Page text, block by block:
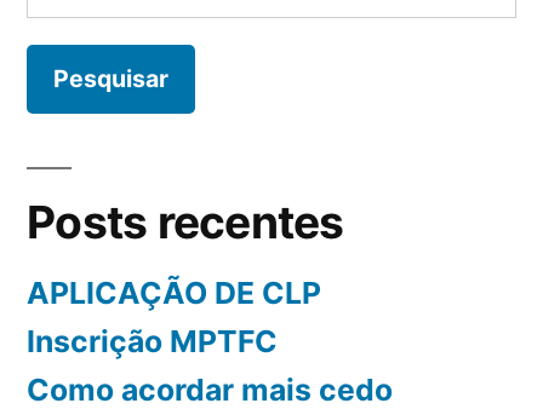
por:
Posts recentes
APLICAÇÃO DE CLP
Inscrição MPTFC
Como acordar mais cedo